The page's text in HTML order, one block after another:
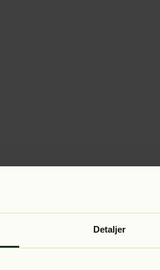
Detaljer